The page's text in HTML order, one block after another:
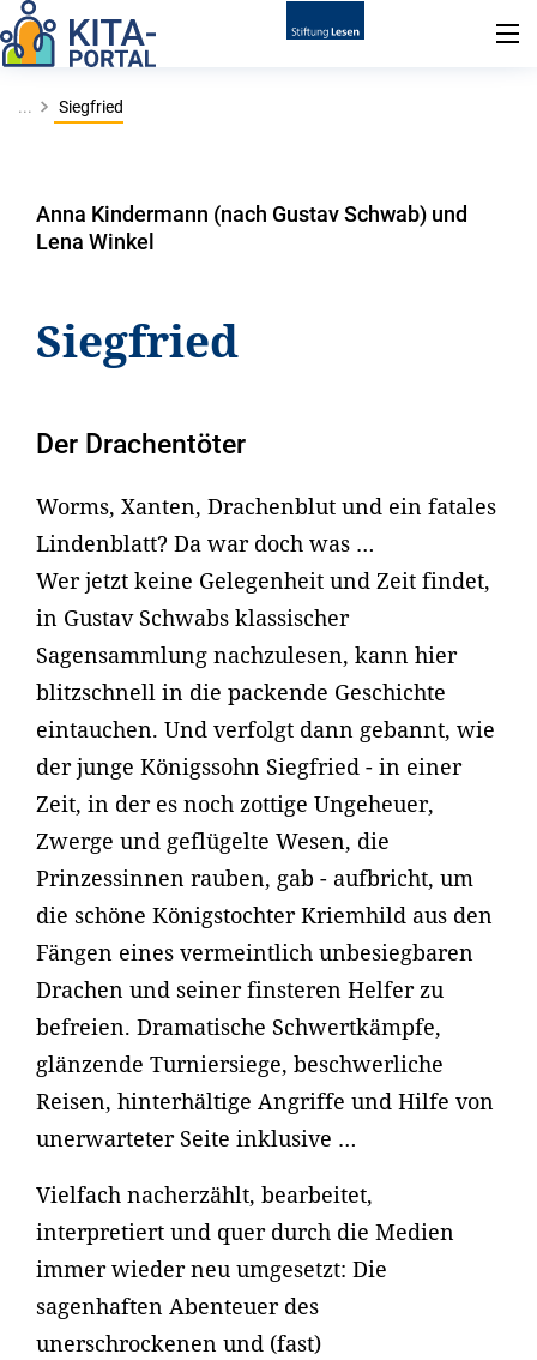
... Siegfried
Anna Kindermann (nach Gustav Schwab) und
Lena Winkel
Siegfried
Der Drachentöter
Worms, Xanten, Drachenblut und ein fatales
Lindenblatt? Da war doch was …
Wer jetzt keine Gelegenheit und Zeit findet,
in Gustav Schwabs klassischer
Sagensammlung nachzulesen, kann hier
blitzschnell in die packende Geschichte
eintauchen. Und verfolgt dann gebannt, wie
der junge Königssohn Siegfried - in einer
Zeit, in der es noch zottige Ungeheuer,
Zwerge und geflügelte Wesen, die
Prinzessinnen rauben, gab - aufbricht, um
die schöne Königstochter Kriemhild aus den
Fängen eines vermeintlich unbesiegbaren
Drachen und seiner finsteren Helfer zu
befreien. Dramatische Schwertkämpfe,
glänzende Turniersiege, beschwerliche
Reisen, hinterhältige Angriffe und Hilfe von
unerwarteter Seite inklusive …
Vielfach nacherzählt, bearbeitet,
interpretiert und quer durch die Medien
immer wieder neu umgesetzt: Die
sagenhaften Abenteuer des
unerschrockenen und (fast)